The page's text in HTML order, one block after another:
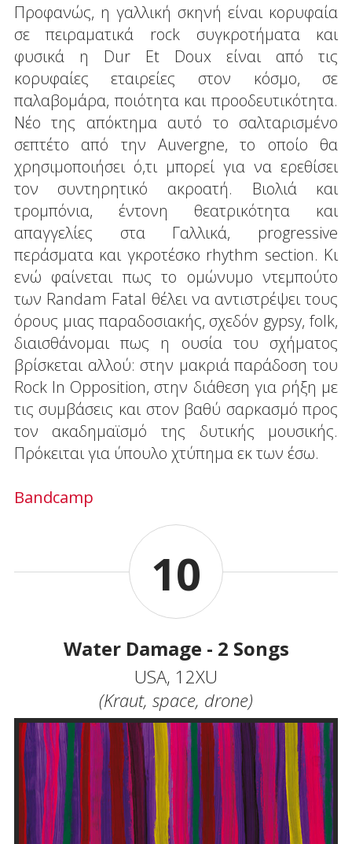
Προφανώς, η γαλλική σκηνή είναι κορυφαία
σε πειραματικά rock συγκροτήματα και
φυσικά η Dur Et Doux είναι από τις
κορυφαίες εταιρείες στον κόσμο, σε
παλαβομάρα, ποιότητα και προοδευτικότητα.
Νέο της απόκτημα αυτό το σαλταρισμένο
σεπτέτο από την Auvergne, το οποίο θα
χρησιμοποιήσει ό,τι μπορεί για να ερεθίσει
τον συντηρητικό ακροατή. Βιολιά και
τρομπόνια, έντονη θεατρικότητα και
απαγγελίες στα Γαλλικά, progressive
περάσματα και γκροτέσκο rhythm section. Κι
ενώ φαίνεται πως το ομώνυμο ντεμπούτο
των Randam Fatal θέλει να αντιστρέψει τους
όρους μιας παραδοσιακής, σχεδόν gypsy, folk,
διαισθάνομαι πως η ουσία του σχήματος
βρίσκεται αλλού: στην μακριά παράδοση του
Rock In Opposition, στην διάθεση για ρήξη με
τις συμβάσεις και στον βαθύ σαρκασμό προς
τον ακαδημαϊσμό της δυτικής μουσικής.
Πρόκειται για ύπουλο χτύπημα εκ των έσω.
Bandcamp
10
Water Damage - 2 Songs
USA, 12XU
(Kraut, space, drone)